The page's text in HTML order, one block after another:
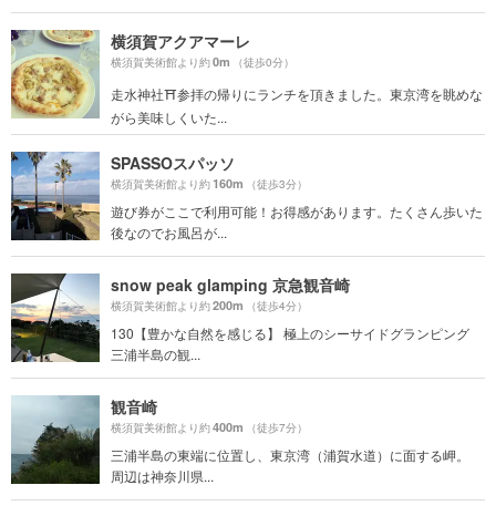
横須賀アクアマーレ
横須賀美術館より約0m （徒歩0分）
走水神社⛩参拝の帰りにランチを頂きました。東京湾を眺めな
がら美味しくいた...
SPASSOスパッソ
横須賀美術館より約160m （徒歩3分）
遊び券がここで利用可能！お得感があります。たくさん歩いた
後なのでお風呂が...
snow peak glamping 京急観音崎
横須賀美術館より約200m （徒歩4分）
130【豊かな自然を感じる】 極上のシーサイドグランピング
三浦半島の観...
観音崎
横須賀美術館より約400m （徒歩7分）
三浦半島の東端に位置し、東京湾（浦賀水道）に面する岬。
周辺は神奈川県...